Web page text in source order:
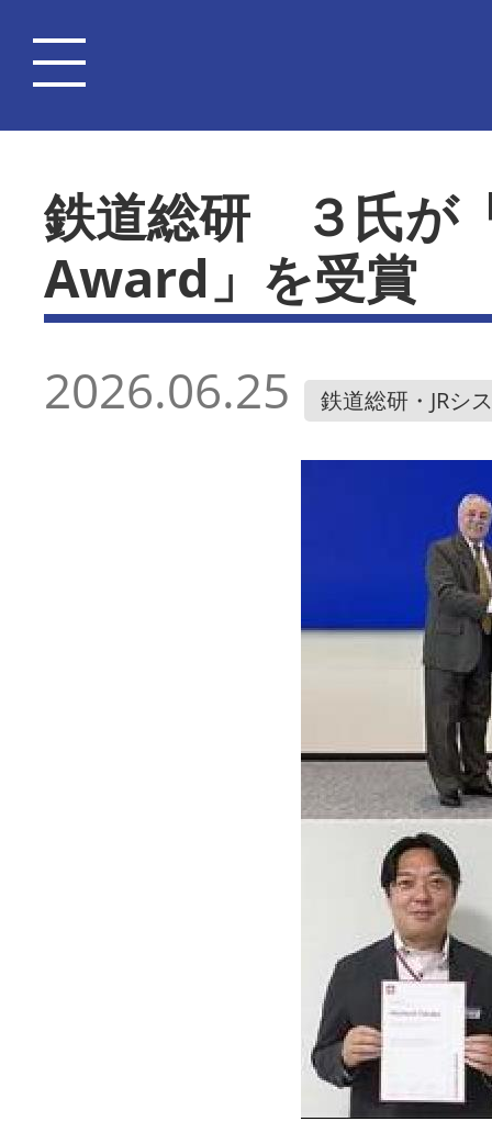
鉄道総研 ３氏が
Award」を受賞
2026.06.25 鉄道総研・JRシ